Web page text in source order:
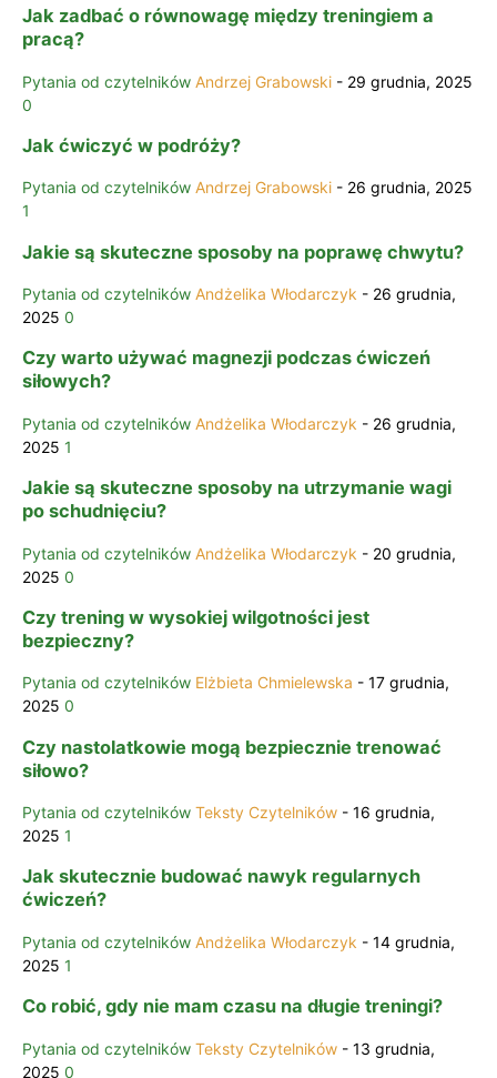
Jak zadbać o równowagę między treningiem a
pracą?
Pytania od czytelników Andrzej Grabowski - 29 grudnia, 2025
0
Jak ćwiczyć w podróży?
Pytania od czytelników Andrzej Grabowski - 26 grudnia, 2025
1
Jakie są skuteczne sposoby na poprawę chwytu?
Pytania od czytelników Andżelika Włodarczyk - 26 grudnia,
2025 0
Czy warto używać magnezji podczas ćwiczeń
siłowych?
Pytania od czytelników Andżelika Włodarczyk - 26 grudnia,
2025 1
Jakie są skuteczne sposoby na utrzymanie wagi
po schudnięciu?
Pytania od czytelników Andżelika Włodarczyk - 20 grudnia,
2025 0
Czy trening w wysokiej wilgotności jest
bezpieczny?
Pytania od czytelników Elżbieta Chmielewska - 17 grudnia,
2025 0
Czy nastolatkowie mogą bezpiecznie trenować
siłowo?
Pytania od czytelników Teksty Czytelników - 16 grudnia,
2025 1
Jak skutecznie budować nawyk regularnych
ćwiczeń?
Pytania od czytelników Andżelika Włodarczyk - 14 grudnia,
2025 1
Co robić, gdy nie mam czasu na długie treningi?
Pytania od czytelników Teksty Czytelników - 13 grudnia,
2025 0